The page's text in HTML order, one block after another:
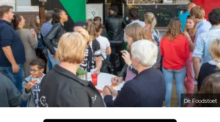
De Foodstoet